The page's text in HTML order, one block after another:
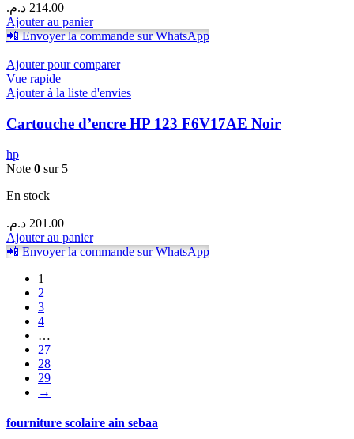
214.00 د.م.
Ajouter au panier
📲 Envoyer la commande sur WhatsApp
Ajouter pour comparer
Vue rapide
Ajouter à la liste d'envies
Cartouche d’encre HP 123 F6V17AE Noir
hp
Note 0 sur 5
En stock
201.00 د.م.
Ajouter au panier
📲 Envoyer la commande sur WhatsApp
1
2
3
4
…
27
28
29
→
fourniture scolaire ain sebaa